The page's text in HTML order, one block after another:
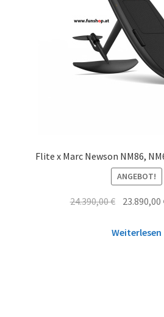
Flite x Marc Newson NM86,
ANGEBOT!
24.390,00€ 23.890,00
Weiterlesen